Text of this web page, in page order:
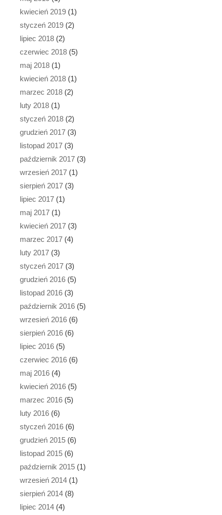
kwiecień 2019 (1)
styczeń 2019 (2)
lipiec 2018 (2)
czerwiec 2018 (5)
maj 2018 (1)
kwiecień 2018 (1)
marzec 2018 (2)
luty 2018 (1)
styczeń 2018 (2)
grudzień 2017 (3)
listopad 2017 (3)
październik 2017 (3)
wrzesień 2017 (1)
sierpień 2017 (3)
lipiec 2017 (1)
maj 2017 (1)
kwiecień 2017 (3)
marzec 2017 (4)
luty 2017 (3)
styczeń 2017 (3)
grudzień 2016 (5)
listopad 2016 (3)
październik 2016 (5)
wrzesień 2016 (6)
sierpień 2016 (6)
lipiec 2016 (5)
czerwiec 2016 (6)
maj 2016 (4)
kwiecień 2016 (5)
marzec 2016 (5)
luty 2016 (6)
styczeń 2016 (6)
grudzień 2015 (6)
listopad 2015 (6)
październik 2015 (1)
wrzesień 2014 (1)
sierpień 2014 (8)
lipiec 2014 (4)